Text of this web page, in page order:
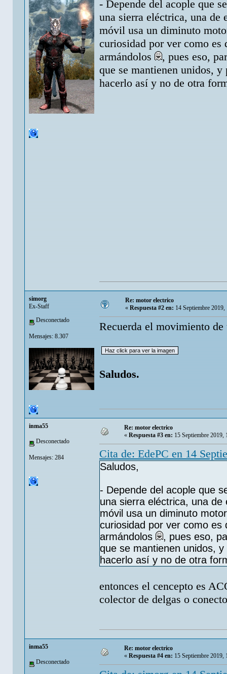
- Depende del acople que
una sierra eléctrica, una de
móvil usa un diminuto
curiosidad por ver como es
armándolos
, pues eso,
que se mantienen unidos,
hacerlo así y no de otra
simorg
Ex-Staff
Desconectado
Mensajes: 8.307
Re: motor electrico
«Respuesta #2 en:14 Septiembre 2019,
Recuerda el movimiento
Saludos.
inma55
Desconectado
Mensajes: 284
Re: motor electrico
« Respuesta #3 en: 15 Septiembre 2019,
Cita de: EdePC en 14
Saludos,
- Depende del acople que
una sierra eléctrica, una
móvil usa un diminuto
curiosidad por ver como es
armándolos
, pues eso,
que se mantienen unidos,
hacerlo así y no de otra
entonces el cencepto es
colector de delgas o
inma55
Desconectado
Re: motor electrico
«Respuesta #4 en:15 Septiembre 2019,